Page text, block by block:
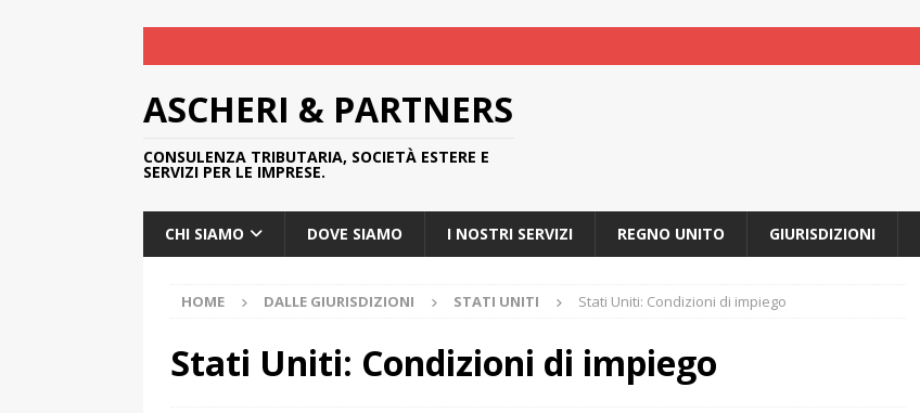
ASCHERI & PARTNERS
CONSULENZA TRIBUTARIA, SOCIETÀ ESTERE E
SERVIZI PER LE IMPRESE.
CHI SIAMO DOVE SIAMO I NOSTRI SERVIZI REGNO UNITO GIURISDIZIONI
HOME DALLE GIURISDIZIONI STATI UNITI Stati Uniti: Condizioni di impiego
Stati Uniti: Condizioni di impiego